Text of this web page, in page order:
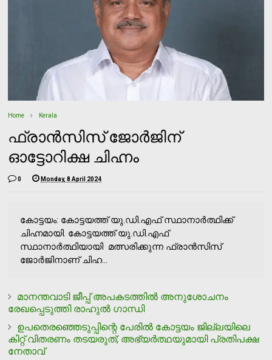
Home Kerala
ഫ്രാന്‍സിസ് ജോര്‍ജിന്
ഓട്ടോറിക്ഷ ചിഹ്നം
0 Monday, 8 April 2024
കോട്ടയം: കോട്ടയത്ത് യു.ഡി.എഫ് സ്ഥാനാര്‍ത്ഥിക്ക്
ചിഹ്നമായി. കോട്ടയത്ത് യു.ഡി.എഫ്
സ്ഥാനാര്‍ത്ഥിയായി മത്സരിക്കുന്ന ഫ്രാന്‍സിസ്
ജോര്‍ജിനാണ് ചിഹ...
മാനന്തവാടി ജീപ്പ് അപകടത്തില്‍ അനുശോചനം
രേഖപ്പെടുത്തി രാഹുല്‍ ഗാന്ധി
ഉപതെരഞ്ഞെടുപ്പിന്റെ പേരില്‍ കോട്ടയം ജില്ലയിലെ
കിറ്റ് വിതരണം തടയരുത്; അഭ്യര്‍ത്ഥയുമായി പ്രതിപക്ഷ
നേതാവ്